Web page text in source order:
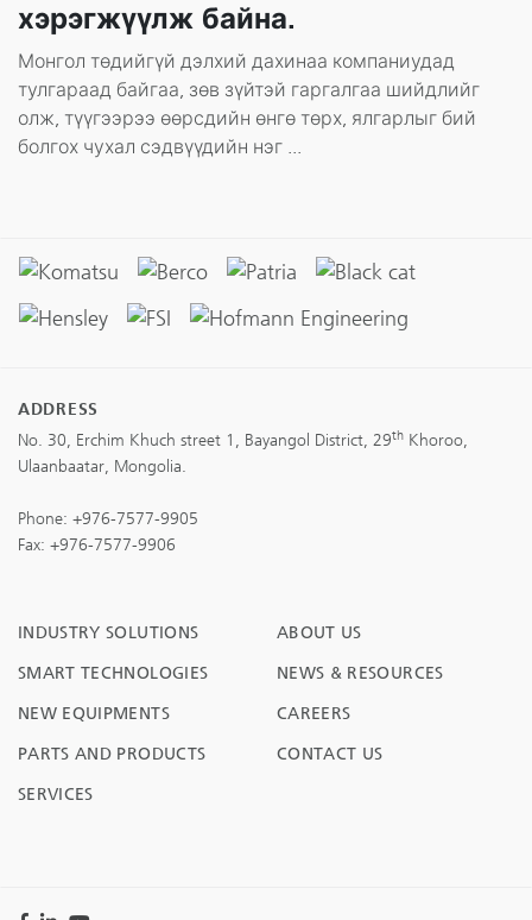
хэрэгжүүлж байна.
Монгол төдийгүй дэлхий дахинаа компаниудад
тулгараад байгаа, зөв зүйтэй гаргалгаа шийдлийг
олж, түүгээрээ өөрсдийн өнгө төрх, ялгарлыг бий
болгох чухал сэдвүүдийн нэг ...
ADDRESS
No. 30, Erchim Khuch street 1, Bayangol District, 29th Khoroo,
Ulaanbaatar, Mongolia.
Phone: +976-7577-9905
Fax: +976-7577-9906
INDUSTRY SOLUTIONS
SMART TECHNOLOGIES
NEW EQUIPMENTS
PARTS AND PRODUCTS
SERVICES
ABOUT US
NEWS & RESOURCES
CAREERS
CONTACT US